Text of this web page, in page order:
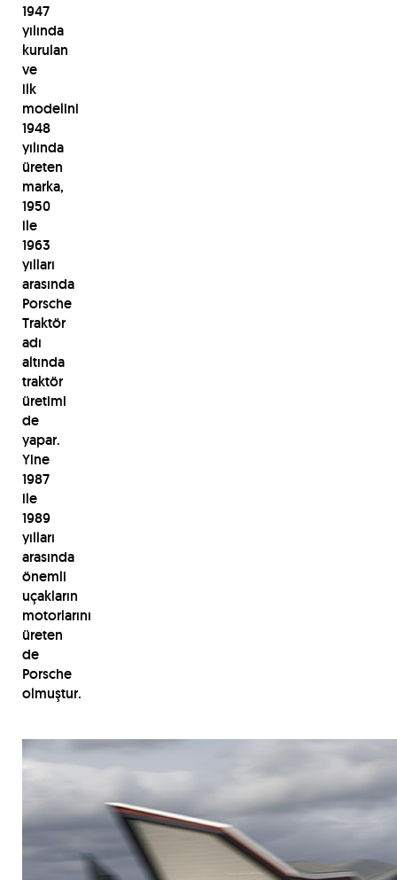
1947
yılında
kurulan
ve
ilk
modelini
1948
yılında
üreten
marka,
1950
ile
1963
yılları
arasında
Porsche
Traktör
adı
altında
traktör
üretimi
de
yapar.
Yine
1987
ile
1989
yılları
arasında
önemli
uçakların
motorlarını
üreten
de
Porsche
olmuştur.